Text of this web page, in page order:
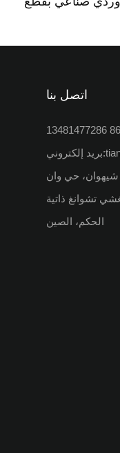
اتصل بنا
بريد إلكتروني:
69، طريق شيهوان، حي وان
تشوانغ ذاتية
الحكم، الصين